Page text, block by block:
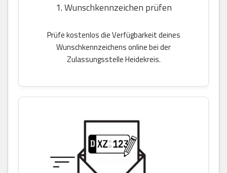
1. Wunschkennzeichen prüfen
Prüfe kostenlos die Verfügbarkeit deines
Wunschkennzeichens online bei der
Zulassungsstelle Heidekreis.